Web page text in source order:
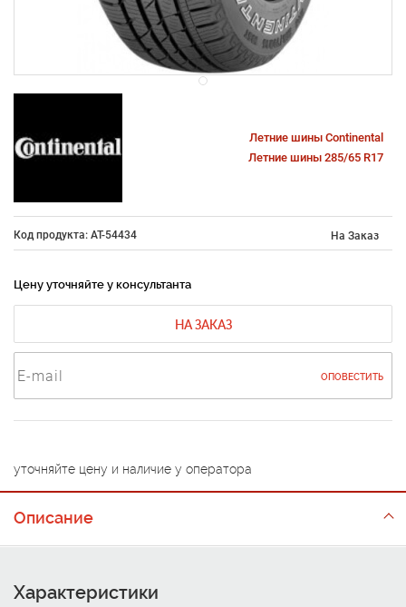
Летние шины Continental
Летние шины 285/65 R17
Код продукта: AT-54434 На Заказ
Цену уточняйте у консультанта
НА ЗАКАЗ
ОПОВЕСТИТЬ
уточняйте цену и наличие у оператора
Описание
Характеристики